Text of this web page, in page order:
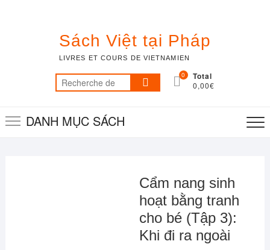
Sách Việt tại Pháp
LIVRES ET COURS DE VIETNAMIEN
Recherche
pour :
0 Total
0,00€
DANH MỤC SÁCH
Cẩm nang sinh
hoạt bằng tranh
cho bé (Tập 3):
Khi đi ra ngoài